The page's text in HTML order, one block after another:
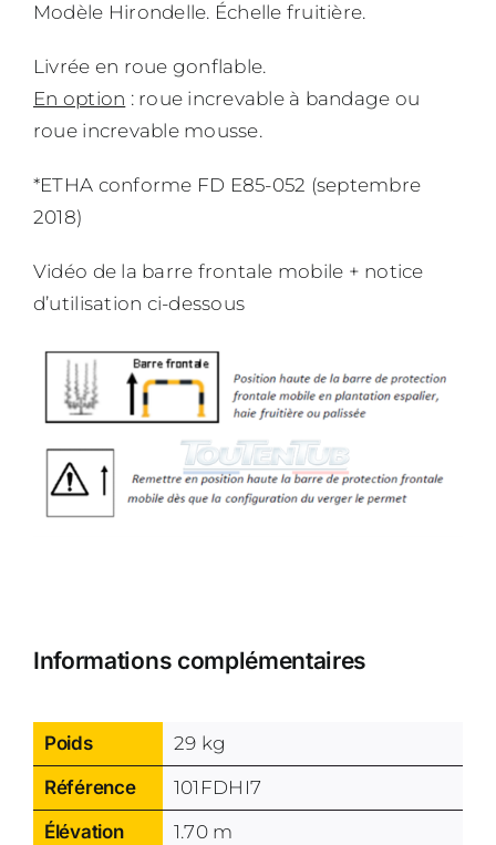
Modèle Hirondelle. Échelle fruitière.
Livrée en roue gonflable.
En option : roue increvable à bandage ou
roue increvable mousse.
*ETHA conforme FD E85-052 (septembre
2018)
Vidéo de la barre frontale mobile + notice
d’utilisation ci-dessous
Informations complémentaires
Poids
29 kg
Référence
101FDHI7
Élévation
1.70 m